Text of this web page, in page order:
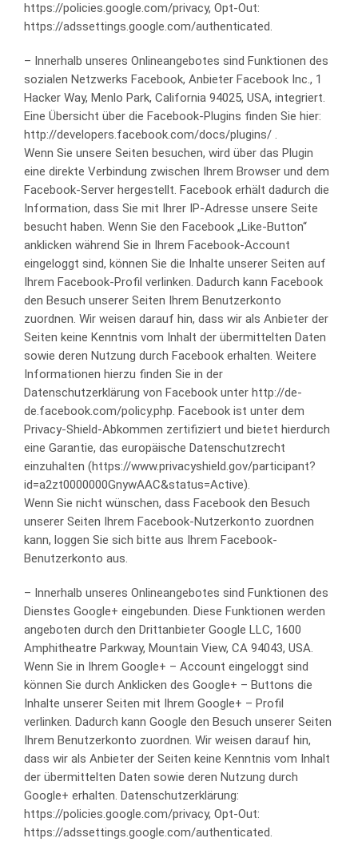
https://policies.google.com/privacy, Opt-Out:
https://adssettings.google.com/authenticated.
– Innerhalb unseres Onlineangebotes sind Funktionen des
sozialen Netzwerks Facebook, Anbieter Facebook Inc., 1
Hacker Way, Menlo Park, California 94025, USA, integriert.
Eine Übersicht über die Facebook-Plugins finden Sie hier:
http://developers.facebook.com/docs/plugins/ .
Wenn Sie unsere Seiten besuchen, wird über das Plugin
eine direkte Verbindung zwischen Ihrem Browser und dem
Facebook-Server hergestellt. Facebook erhält dadurch die
Information, dass Sie mit Ihrer IP-Adresse unsere Seite
besucht haben. Wenn Sie den Facebook „Like-Button“
anklicken während Sie in Ihrem Facebook-Account
eingeloggt sind, können Sie die Inhalte unserer Seiten auf
Ihrem Facebook-Profil verlinken. Dadurch kann Facebook
den Besuch unserer Seiten Ihrem Benutzerkonto
zuordnen. Wir weisen darauf hin, dass wir als Anbieter der
Seiten keine Kenntnis vom Inhalt der übermittelten Daten
sowie deren Nutzung durch Facebook erhalten. Weitere
Informationen hierzu finden Sie in der
Datenschutzerklärung von Facebook unter http://de-
de.facebook.com/policy.php. Facebook ist unter dem
Privacy-Shield-Abkommen zertifiziert und bietet hierdurch
eine Garantie, das europäische Datenschutzrecht
einzuhalten (https://www.privacyshield.gov/participant?
id=a2zt0000000GnywAAC&status=Active).
Wenn Sie nicht wünschen, dass Facebook den Besuch
unserer Seiten Ihrem Facebook-Nutzerkonto zuordnen
kann, loggen Sie sich bitte aus Ihrem Facebook-
Benutzerkonto aus.
– Innerhalb unseres Onlineangebotes sind Funktionen des
Dienstes Google+ eingebunden. Diese Funktionen werden
angeboten durch den Drittanbieter Google LLC, 1600
Amphitheatre Parkway, Mountain View, CA 94043, USA.
Wenn Sie in Ihrem Google+ – Account eingeloggt sind
können Sie durch Anklicken des Google+ – Buttons die
Inhalte unserer Seiten mit Ihrem Google+ – Profil
verlinken. Dadurch kann Google den Besuch unserer Seiten
Ihrem Benutzerkonto zuordnen. Wir weisen darauf hin,
dass wir als Anbieter der Seiten keine Kenntnis vom Inhalt
der übermittelten Daten sowie deren Nutzung durch
Google+ erhalten. Datenschutzerklärung:
https://policies.google.com/privacy, Opt-Out:
https://adssettings.google.com/authenticated.